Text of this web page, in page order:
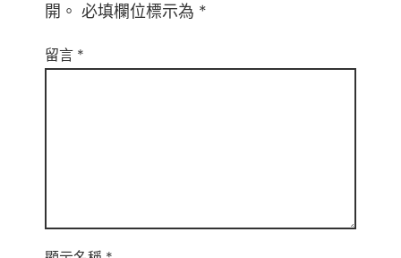
開。 必填欄位標示為 *
留言 *